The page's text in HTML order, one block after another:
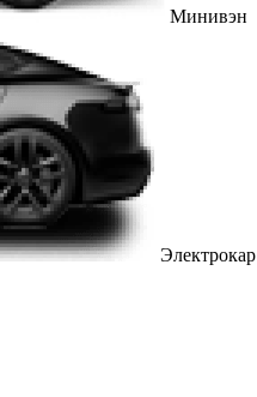
Минивэн
Электрокар